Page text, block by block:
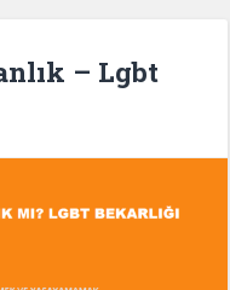
– Lgbt